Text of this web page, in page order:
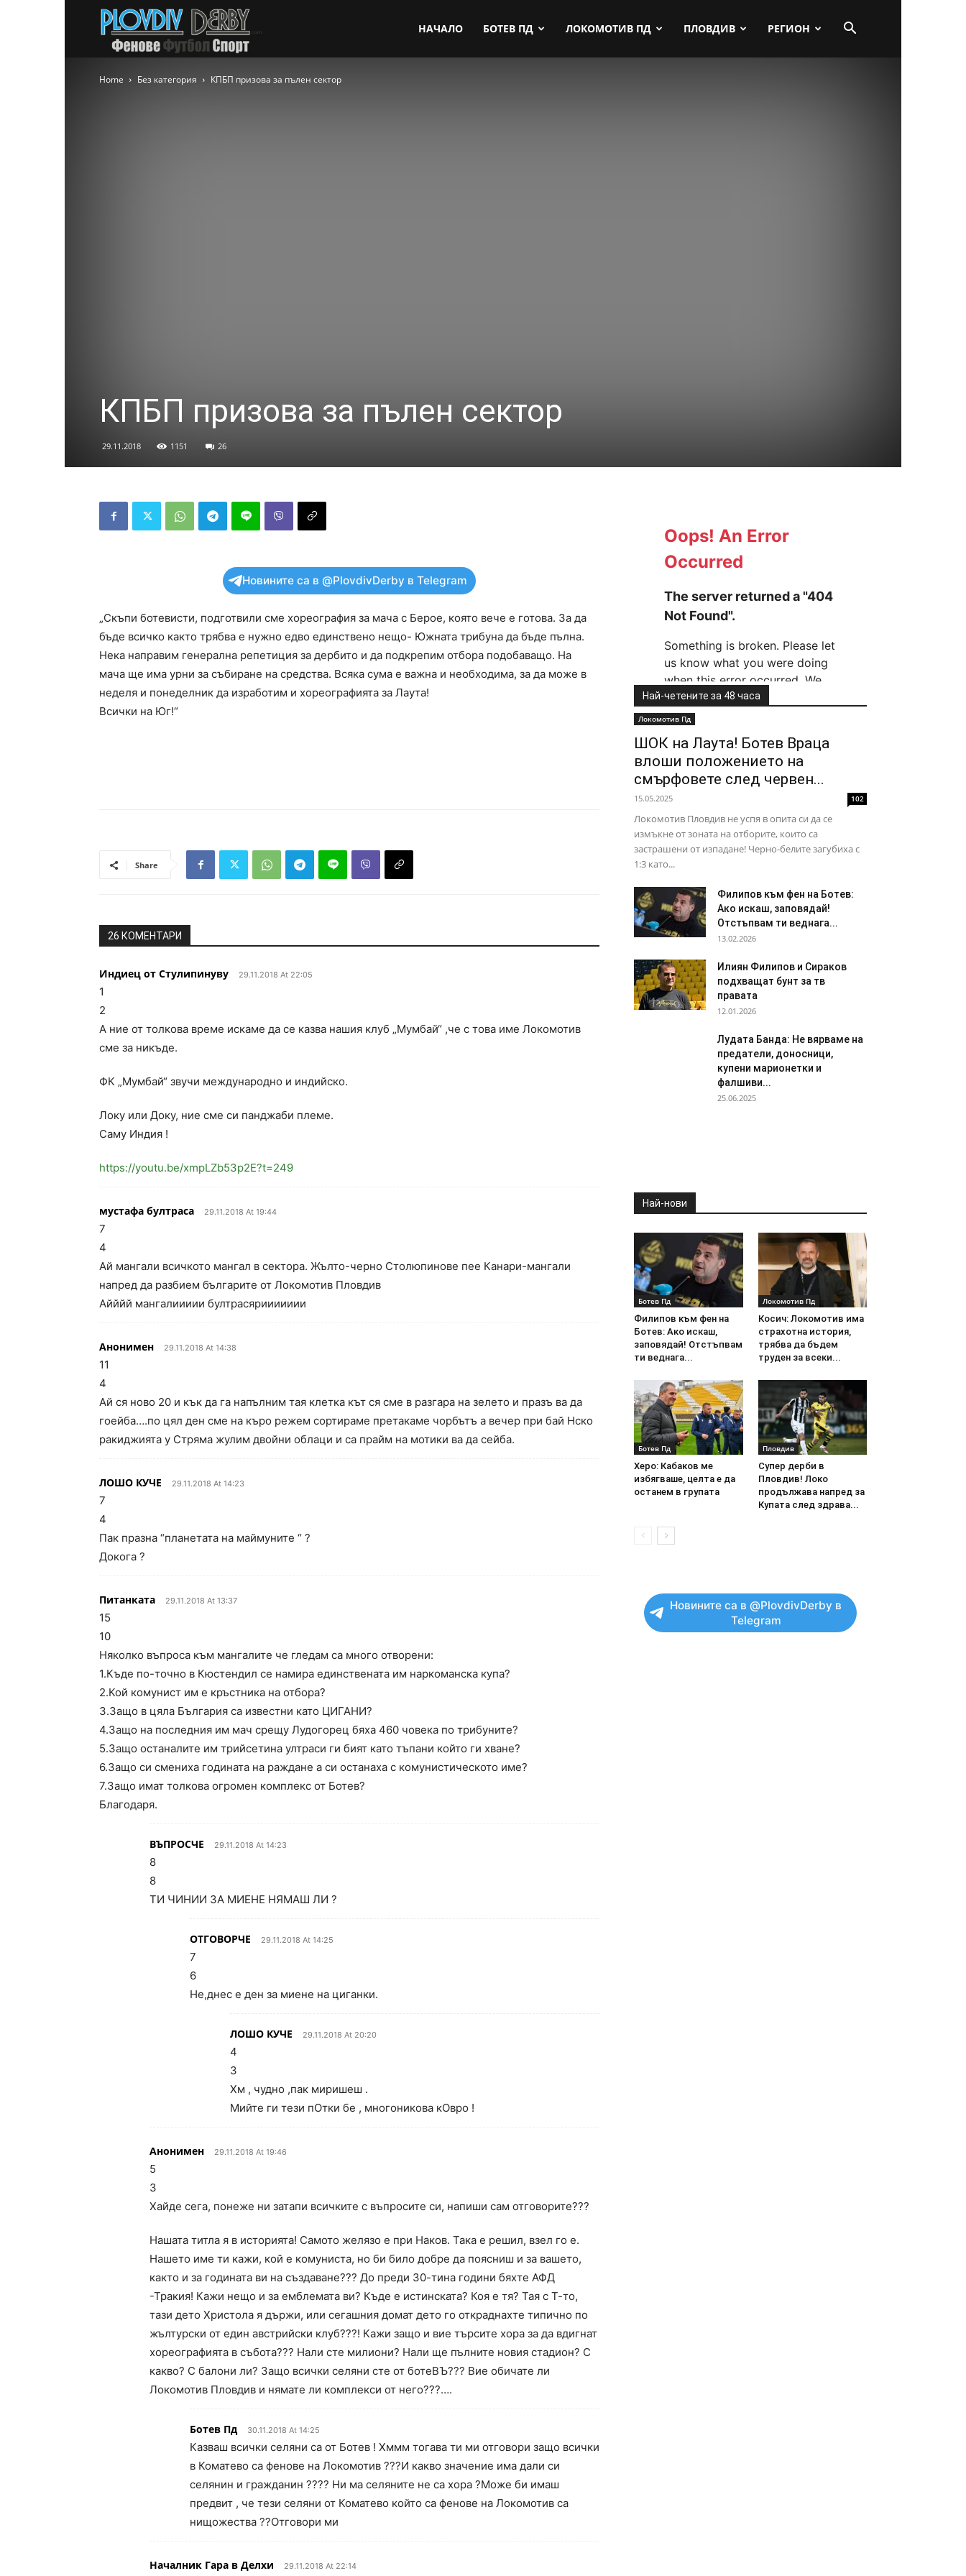
НАЧАЛО БОТЕВ ПД ЛОКОМОТИВ ПД ПЛОВДИВ РЕГИОН
Home Без категория КПБП призова за пълен сектор
КПБП призова за пълен сектор
29.11.2018 1151 26
Новините са в @PlovdivDerby в Telegram
„Скъпи ботевисти, подготвили сме хореография за мача с Берое, която вече е готова. За да
бъде всичко както трябва е нужно едво единствено нещо- Южната трибуна да бъде пълна.
Нека направим генерална репетиция за дербито и да подкрепим отбора подобаващо. На
мача ще има урни за събиране на средства. Всяка сума е важна и необходима, за да може в
неделя и понеделник да изработим и хореографията за Лаута!
Всички на Юг!“
Share
26 КОМЕНТАРИ
Индиец от Стулипинуву 29.11.2018 At 22:05
1
2
А ние от толкова време искаме да се казва нашия клуб „Мумбай“ ,че с това име Локомотив
сме за никъде.
ФК „Мумбай“ звучи международно и индийско.
Локу или Доку, ние сме си панджаби племе.
Саму Индия !
https://youtu.be/xmpLZb53p2E?t=249
мустафа бултраса 29.11.2018 At 19:44
7
4
Ай мангали всичкото мангал в сектора. Жълто-черно Столюпинове пее Канари-мангали
напред да разбием българите от Локомотив Пловдив
Айййй мангалиииии бултрасяриииииии
Анонимен 29.11.2018 At 14:38
11
4
Ай ся ново 20 и кък да га напълним тая клетка кът ся сме в разгара на зелето и празъ ва да
гоейба….по цял ден сме на къро режем сортираме претакаме чорбътъ а вечер при бай Нско
ракиджията у Стряма жулим двойни облаци и са прайм на мотики ва да сейба.
ЛОШО КУЧЕ 29.11.2018 At 14:23
7
4
Пак празна “планетата на маймуните “ ?
Докога ?
Питанката 29.11.2018 At 13:37
15
10
Няколко въпроса към мангалите че гледам са много отворени:
1.Къде по-точно в Кюстендил се намира единствената им наркоманска купа?
2.Кой комунист им е кръстника на отбора?
3.Защо в цяла България са известни като ЦИГАНИ?
4.Защо на последния им мач срещу Лудогорец бяха 460 човека по трибуните?
5.Защо останалите им трийсетина ултраси ги бият като тъпани който ги хване?
6.Защо си смениха годината на раждане а си останаха с комунистическото име?
7.Защо имат толкова огромен комплекс от Ботев?
Благодаря.
ВЪПРОСЧЕ 29.11.2018 At 14:23
8
8
ТИ ЧИНИИ ЗА МИЕНЕ НЯМАШ ЛИ ?
ОТГОВОРЧЕ 29.11.2018 At 14:25
7
6
Не,днес е ден за миене на циганки.
ЛОШО КУЧЕ 29.11.2018 At 20:20
4
3
Хм , чудно ,пак миришеш .
Мийте ги тези пОтки бе , многоникова кОвро !
Анонимен 29.11.2018 At 19:46
5
3
Хайде сега, понеже ни затапи всичките с въпросите си, напиши сам отговорите???
Нашата титла я в историята! Самото желязо е при Наков. Така е решил, взел го е.
Нашето име ти кажи, кой е комуниста, но би било добре да поясниш и за вашето,
както и за годината ви на създаване??? До преди 30-тина години бяхте АФД
-Тракия! Кажи нещо и за емблемата ви? Къде е истинската? Коя е тя? Тая с Т-то,
тази дето Христола я държи, или сегашния домат дето го откраднахте типично по
жълтурски от един австрийски клуб???! Кажи защо и вие търсите хора за да вдигнат
хореографията в събота??? Нали сте милиони? Нали ще пълните новия стадион? С
какво? С балони ли? Защо всички селяни сте от ботеВЪ??? Вие обичате ли
Локомотив Пловдив и нямате ли комплекси от него???….
Ботев Пд 30.11.2018 At 14:25
Казваш всички селяни са от Ботев ! Хммм тогава ти ми отговори защо всички
в Коматево са фенове на Локомотив ???И какво значение има дали си
селянин и гражданин ???? Ни ма селяните не са хора ?Може би имаш
предвит , че тези селяни от Коматево който са фенове на Локомотив са
нищожества ??Отговори ми
Началник Гара в Делхи 29.11.2018 At 22:14
Най-четените за 48 часа
Локомотив Пд
ШОК на Лаута! Ботев Враца
влоши положението на
смърфовете след червен...
15.05.2025 102
Локомотив Пловдив не успя в опита си да се
измъкне от зоната на отборите, които са
застрашени от изпадане! Черно-белите загубиха с
1:3 като...
Филипов към фен на Ботев:
Ако искаш, заповядай!
Отстъпвам ти веднага...
13.02.2026
Илиян Филипов и Сираков
подхващат бунт за тв
правата
12.01.2026
Лудата Банда: Не вярваме на
предатели, доносници,
купени марионетки и
фалшиви...
25.06.2025
Най-нови
Ботев Пд
Филипов към фен на
Ботев: Ако искаш,
заповядай! Отстъпвам
ти веднага...
Локомотив Пд
Косич: Локомотив има
страхотна история,
трябва да бъдем
труден за всеки...
Ботев Пд
Херо: Кабаков ме
избягваше, целта е да
останем в групата
Пловдив
Супер дерби в
Пловдив! Локо
продължава напред за
Купата след здрава...
Новините са в @PlovdivDerby в
Telegram